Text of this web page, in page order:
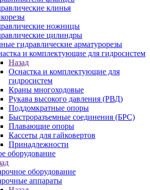
клинья
ножницы
цилиндры
гидравлические арматурорезы
и комплектующие для гидросистем
Назад
Оснастка и комплектующие для
гидросистем
Краны многоходовые
Рукава высокого давления (РВД)
Поддомкратные опоры
Быстроразъемные соединения (БРС)
Плавающие опоры
Кассеты для гайковертов
Принадлежности
оборудование
оборудование
аппараты